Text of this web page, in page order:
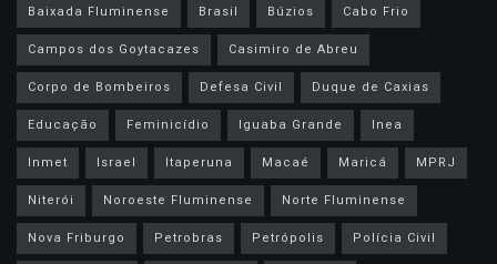
Baixada Fluminense
Brasil Búzios
Cabo Frio
Campos dos Goytacazes
Casimiro de Abreu
Corpo de Bombeiros
Defesa Civil
Duque de Caxias
Educação
Feminicídio Iguaba Grande
Inea
Inmet
Israel Itaperuna Macaé Maricá
MPRJ
Niterói
Noroeste Fluminense
Norte Fluminense
Nova Friburgo
Petrobras Petrópolis
Polícia Civil